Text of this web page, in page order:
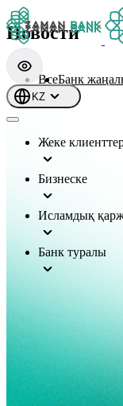
KZ
Жеке
Бизнеске
Исламдық
Банк туралы
Новости
ВсеБанк